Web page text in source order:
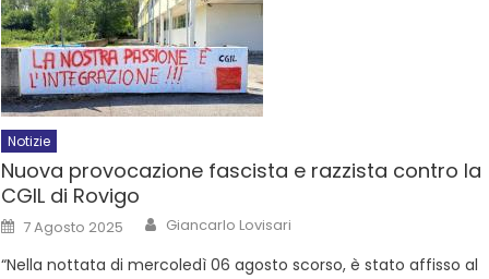
Notizie
Nuova provocazione fascista e razzista contro la
CGIL di Rovigo
7 Agosto 2025 Giancarlo Lovisari
“Nella nottata di mercoledì 06 agosto scorso, è stato affisso al